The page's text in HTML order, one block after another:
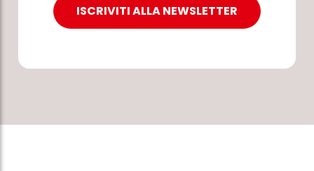
ISCRIVITI ALLA NEWSLETTER